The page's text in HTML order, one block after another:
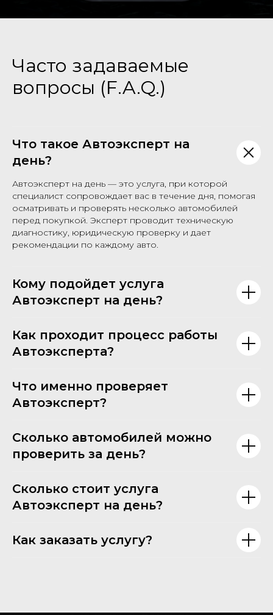
Часто задаваемые
вопросы (F.A.Q.)
Что такое Автоэксперт на
день?
Автоэксперт на день — это услуга, при которой
специалист сопровождает вас в течение дня, помогая
осматривать и проверять несколько автомобилей
перед покупкой. Эксперт проводит техническую
диагностику, юридическую проверку и дает
рекомендации по каждому авто.
Кому подойдет услуга
Автоэксперт на день?
Как проходит процесс работы
Автоэксперта?
Что именно проверяет
Автоэксперт?
Сколько автомобилей можно
проверить за день?
Сколько стоит услуга
Автоэксперт на день?
Как заказать услугу?